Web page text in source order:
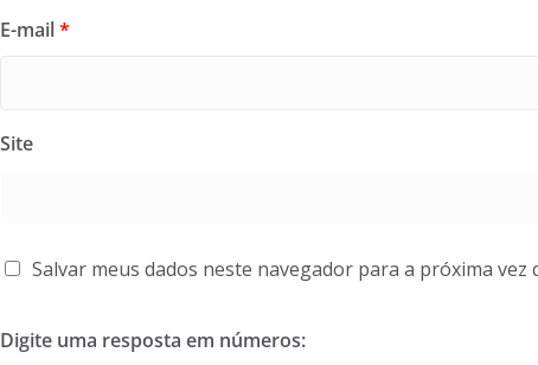
E-mail*
Site
Salvar meus dados neste navegador para a próxima vez
Digite uma resposta em números: